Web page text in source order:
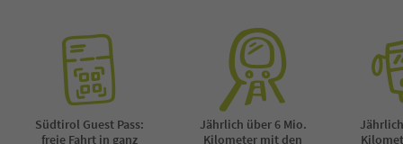
Südtirol Guest Pass:
freie Fahrt in ganz
Jährlich über 6 Mio.
Kilometer mit den